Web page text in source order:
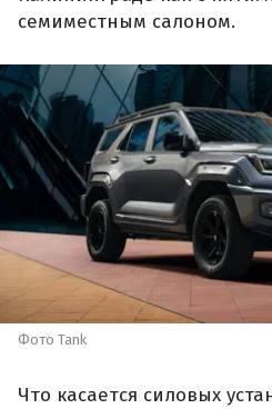
семиместным салоном.
Фото Tank
Что касается силовых